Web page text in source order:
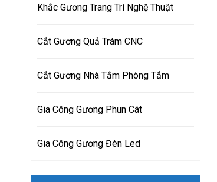
Khắc Gương Trang Trí Nghệ Thuật
Cắt Gương Quả Trám CNC
Cắt Gương Nhà Tắm Phòng Tắm
Gia Công Gương Phun Cát
Gia Công Gương Đèn Led